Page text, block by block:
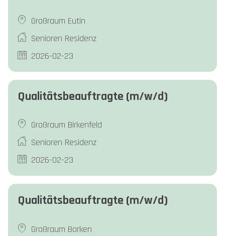
Großraum Eutin
Senioren Residenz
2026-02-23
Qualitätsbeauftragte (m/w/d)
Großraum Birkenfeld
Senioren Residenz
2026-02-23
Qualitätsbeauftragte (m/w/d)
Großraum Borken